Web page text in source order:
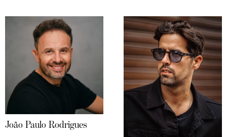
João Paulo Rodrigues